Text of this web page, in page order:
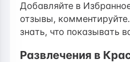
Добавляйте в
отзывы,
знать, что показывать
Развлечения в